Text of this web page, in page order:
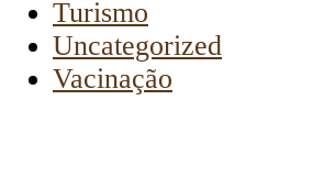
Turismo
Uncategorized
Vacinação